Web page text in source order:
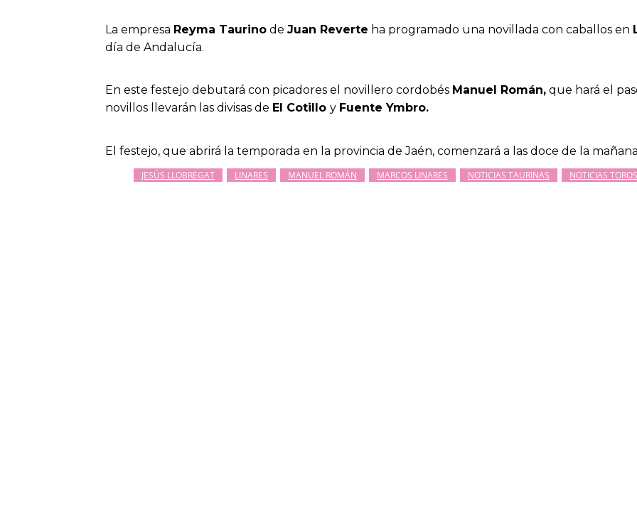
La empresa Reyma Taurino de Juan Reverte ha programado una novillada con caballos en
día de Andalucía.
En este festejo debutará con picadores el novillero cordobés Manuel Román, que hará el
novillos llevarán las divisas de El Cotillo y Fuente Ymbro.
El festejo, que abrirá la temporada en la provincia de Jaén, comenzará a las doce de la
JESÚS LLOBREGAT LINARES MANUEL ROMÁN MARCOS LINARES NOTICIAS TAURINAS NOTICIAS TOROS